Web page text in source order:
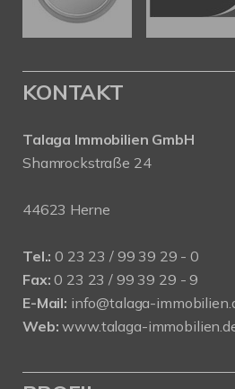
KONTAKT
Talaga Immobilien GmbH
Shamrockstraße 24
44623 Herne
Tel.: 0 23 23 / 99 39 29 - 0
Fax: 0 23 23 / 99 39 29 - 9
E-Mail: info@talaga-
Web: www.talaga-